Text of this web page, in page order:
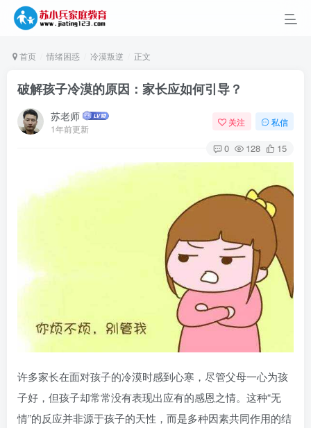
首页 情绪困惑 冷漠叛逆 正文
破解孩子冷漠的原因：家长应如何引导？
苏老师
1年前更新
关注 私信
0 128 15
许多家长在面对孩子的冷漠时感到心寒，尽管父母一心为孩
子好，但孩子却常常没有表现出应有的感恩之情。这种“无
情”的反应并非源于孩子的天性，而是多种因素共同作用的结